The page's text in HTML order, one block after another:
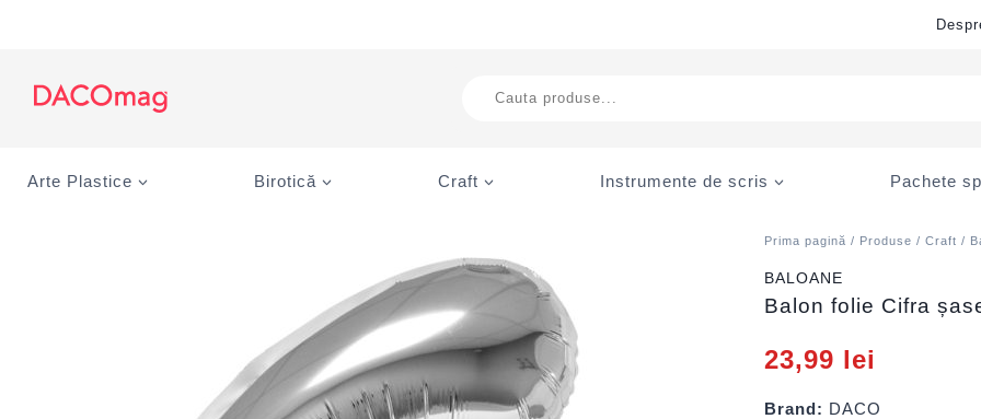
search
Arte Plastice Birotică Craft Instrumente de scris Pachete
Prima pagină / Produse /Craft /
BALOANE
Balon folie Cifra
23,99 lei
Brand: DACO